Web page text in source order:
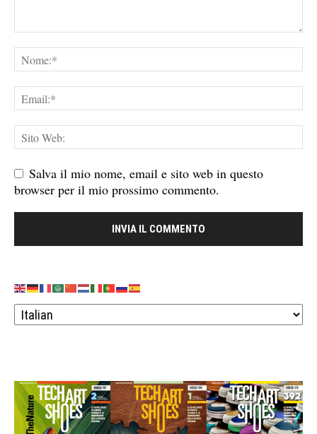
Salva il mio nome, email e sito web in questo
browser per il mio prossimo commento.